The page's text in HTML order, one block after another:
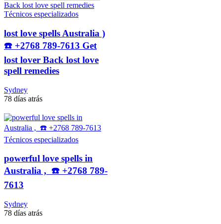
Técnicos especializados
lost love spells Australia )
☎️ +2768 789-7613 Get
lost lover Back lost love
spell remedies
Sydney
78 días atrás
Técnicos especializados
powerful love spells in
Australia , ☎️ +2768 789-
7613
Sydney
78 días atrás